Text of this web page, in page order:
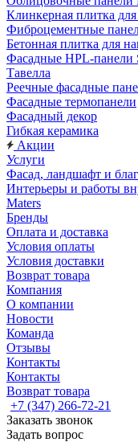
Клинкерная плитка
Фиброцементные
Бетонная плитка для
Фасадные HPL-панели
Тавелла
Реечные фасадные
Фасадные термопанели
Фасадный декор
Гибкая керамика
Акции
Услуги
Фасад, ландшафт и
Интерьеры и работы
Maters
Бренды
Оплата и доставка
Условия оплаты
Условия доставки
Возврат товара
Компания
О компании
Новости
Команда
Отзывы
Контакты
Контакты
Возврат товара
+7 (347) 266-72-21
Заказать звонок
Задать вопрос